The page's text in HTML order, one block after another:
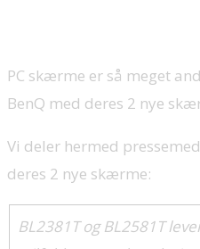
PC skærme er så meget
BenQ med deres 2 nye
Vi deler hermed
deres 2 nye skærme:
BL2381T og BL2581T